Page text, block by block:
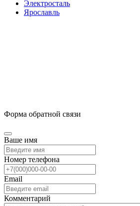
Электросталь
Ярославль
Форма обратной связи
Ваше имя
Номер телефона
Email
Комментарий